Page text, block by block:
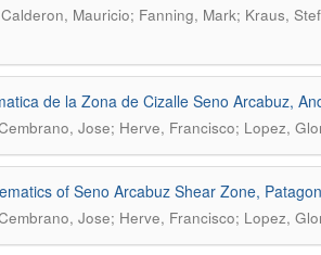
Mauricio; Fanning, Mark; Kraus,
de la Zona de Cizalle Seno Arcabuz,
Jose; Herve, Francisco; Lopez,
of Seno Arcabuz Shear Zone,
Jose; Herve, Francisco; Lopez,